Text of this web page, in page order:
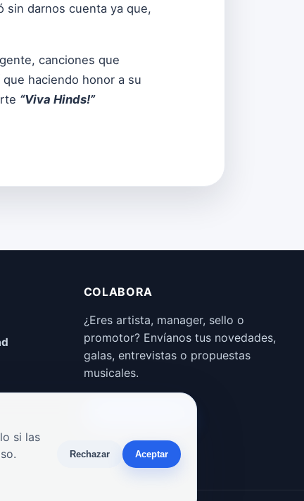
sin darnos cuenta ya que,
canciones que
haciendo honor a su
“Viva Hinds!”
COLABORA
¿Eres artista, manager, sello o
promotor? Envíanos tus novedades,
galas, entrevistas o propuestas
musicales.
si las
Rechazar Aceptar